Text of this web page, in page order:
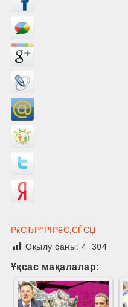
РќСЂР°РІРёС‚СЃСЏ
Оқылу саны:4 304
Ұқсас мақалалар: